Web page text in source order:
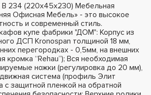
234 (220х45х230) Мебельная
Офисная Мебель» - это высокое
и современный стиль.
купе фабрики "ДОМ": Корпус из
ДСП Kronospan толщиной 18 мм,
перегородках - 0,5мм, на внешних
кромка “Rehau”); Вся необходимая
ножки (регулировка до 20 мм),
система (профиль Элит
с защитной пленкой на обратной